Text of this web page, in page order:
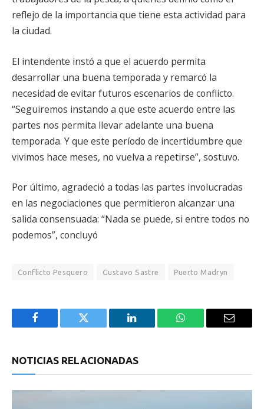
reflejo de la importancia que tiene esta actividad para
la ciudad.
El intendente instó a que el acuerdo permita
desarrollar una buena temporada y remarcó la
necesidad de evitar futuros escenarios de conflicto.
“Seguiremos instando a que este acuerdo entre las
partes nos permita llevar adelante una buena
temporada. Y que este período de incertidumbre que
vivimos hace meses, no vuelva a repetirse”, sostuvo.
Por último, agradeció a todas las partes involucradas
en las negociaciones que permitieron alcanzar una
salida consensuada: “Nada se puede, si entre todos no
podemos”, concluyó
Conflicto Pesquero Gustavo Sastre Puerto Madryn
Facebook Twitter LinkedIn WhatsApp Email
NOTICIAS RELACIONADAS